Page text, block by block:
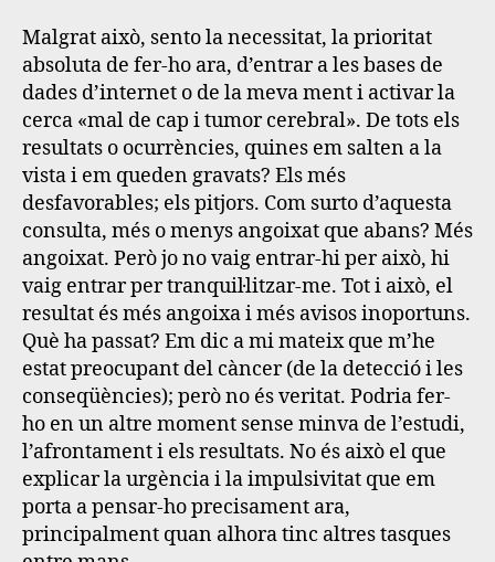
Malgrat això, sento la necessitat, la prioritat
absoluta de fer-ho ara, d’entrar a les bases de
dades d’internet o de la meva ment i activar la
cerca «mal de cap i tumor cerebral». De tots els
resultats o ocurrències, quines em salten a la
vista i em queden gravats? Els més
desfavorables; els pitjors. Com surto d’aquesta
consulta, més o menys angoixat que abans? Més
angoixat. Però jo no vaig entrar-hi per això, hi
vaig entrar per tranquil·litzar-me. Tot i això, el
resultat és més angoixa i més avisos inoportuns.
Què ha passat? Em dic a mi mateix que m’he
estat preocupant del càncer (de la detecció i les
conseqüències); però no és veritat. Podria fer-
ho en un altre moment sense minva de l’estudi,
l’afrontament i els resultats. No és això el que
explicar la urgència i la impulsivitat que em
porta a pensar-ho precisament ara,
principalment quan alhora tinc altres tasques